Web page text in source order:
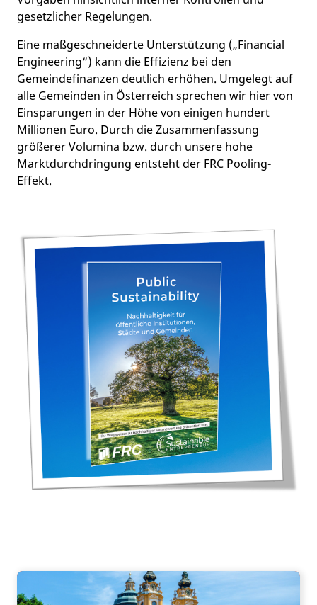
gesetzlicher Regelungen.
Eine maßgeschneiderte Unterstützung („Financial
Engineering“) kann die Effizienz bei den
Gemeindefinanzen deutlich erhöhen. Umgelegt auf
alle Gemeinden in Österreich sprechen wir hier von
Einsparungen in der Höhe von einigen hundert
Millionen Euro. Durch die Zusammenfassung
größerer Volumina bzw. durch unsere hohe
Marktdurchdringung entsteht der FRC Pooling-
Effekt.